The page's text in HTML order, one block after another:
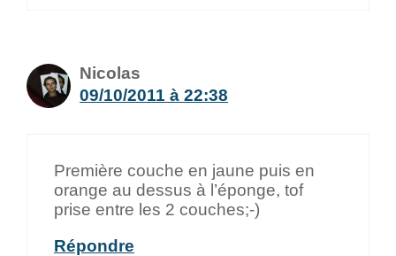
Nicolas
09/10/2011 à 22:38
Première couche en jaune puis en
orange au dessus à l’éponge, tof
prise entre les 2 couches;-)
Répondre